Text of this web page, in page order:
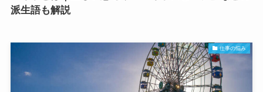
派生語も解説
仕事の悩み